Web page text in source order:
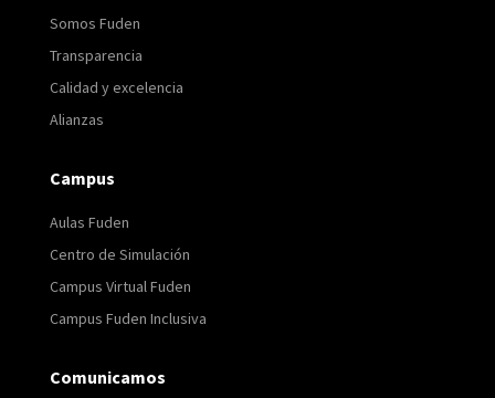
Somos Fuden
Transparencia
Calidad y excelencia
Alianzas
Campus
Aulas Fuden
Centro de Simulación
Campus Virtual Fuden
Campus Fuden Inclusiva
Comunicamos